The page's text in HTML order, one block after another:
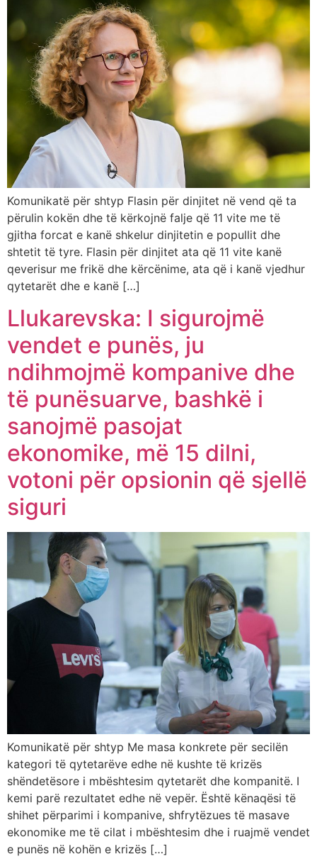
Komunikatë për shtyp Flasin për dinjitet në vend që ta
përulin kokën dhe të kërkojnë falje që 11 vite me të
gjitha forcat e kanë shkelur dinjitetin e popullit dhe
shtetit të tyre. Flasin për dinjitet ata që 11 vite kanë
qeverisur me frikë dhe kërcënime, ata që i kanë vjedhur
qytetarët dhe e kanë […]
Llukarevska: I sigurojmë
vendet e punës, ju
ndihmojmë kompanive dhe
të punësuarve, bashkë i
sanojmë pasojat
ekonomike, më 15 dilni,
votoni për opsionin që sjellë
siguri
Komunikatë për shtyp Me masa konkrete për secilën
kategori të qytetarëve edhe në kushte të krizës
shëndetësore i mbështesim qytetarët dhe kompanitë. I
kemi parë rezultatet edhe në vepër. Është kënaqësi të
shihet përparimi i kompanive, shfrytëzues të masave
ekonomike me të cilat i mbështesim dhe i ruajmë vendet
e punës në kohën e krizës […]